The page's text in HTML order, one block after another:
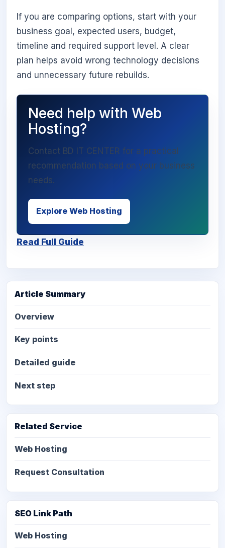
If you are comparing options, start with your
business goal, expected users, budget,
timeline and required support level. A clear
plan helps avoid wrong technology decisions
and unnecessary future rebuilds.
Need help with Web
Hosting?
Contact BD IT CENTER for a practical
recommendation based on your business
needs.
Explore Web Hosting
Read Full Guide
Article Summary
Overview
Key points
Detailed guide
Next step
Related Service
Web Hosting
Request Consultation
SEO Link Path
Web Hosting